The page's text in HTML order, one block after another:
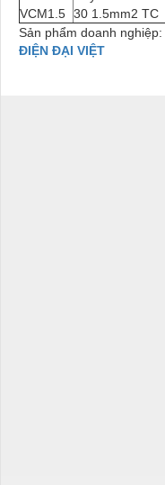
VCM1.5 30 1.5mm2 TC
Sản phẩm doanh nghiệp:
ĐIỆN ĐẠI VIỆT